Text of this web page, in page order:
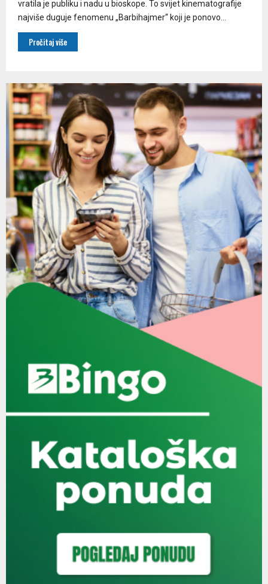
vratila je publiku i nadu u bioskope. To svijet kinematografije
najviše duguje fenomenu „Barbihajmer“ koji je ponovo...
Pročitaj više